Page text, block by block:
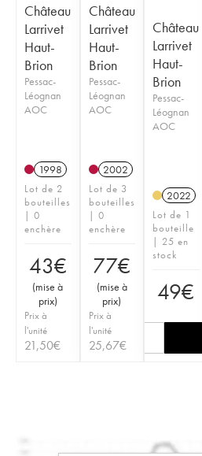
Château
Larrivet
Haut-
Brion
Pessac-
Léognan
AOC
1998
Lot de 2
bouteilles
| 0
enchère
43€
(mise à
prix)
Prix à
l'unité
21,50€
Château
Larrivet
Haut-
Brion
Pessac-
Léognan
AOC
2002
Lot de 3
bouteilles
| 0
enchère
77€
(mise à
prix)
Prix à
l'unité
25,67€
Château
Larrivet
Haut-
Brion
Pessac-
Léognan
AOC
2022
Lot de 1
bouteille
| 25 en
stock
49€